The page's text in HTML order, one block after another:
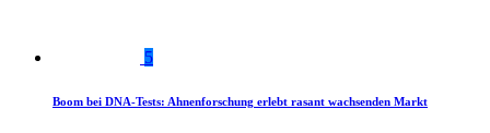
5
Boom bei DNA-Tests: Ahnenforschung erlebt rasant wachsenden Markt